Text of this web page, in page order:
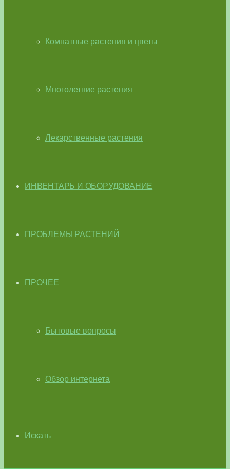
Комнатные растения и цветы
Многолетние растения
Лекарственные растения
ИНВЕНТАРЬ И ОБОРУДОВАНИЕ
ПРОБЛЕМЫ РАСТЕНИЙ
ПРОЧЕЕ
Бытовые вопросы
Обзор интернета
Искать